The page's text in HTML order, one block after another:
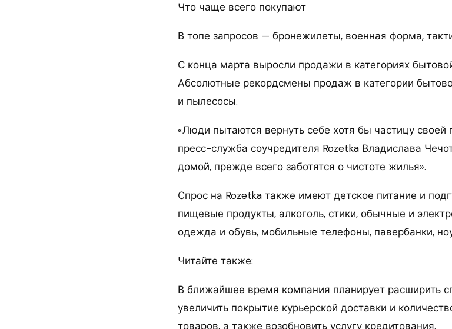
Что чаще всего покупают
В топе запросов — бронежилеты, военная форма,
С конца марта выросли продажи в категориях
Абсолютные рекордсмены продаж в категории
и пылесосы.
«Люди пытаются вернуть себе хотя бы частицу
пресс-служба соучредителя Rozetka Владислава
домой, прежде всего заботятся о чистоте жилья».
Спрос на Rozetka также имеют детское питание и
пищевые продукты, алкоголь, стики, обычные и
одежда и обувь, мобильные телефоны, павербанки,
Читайте также:
В ближайшее время компания планирует расширить
увеличить покрытие курьерской доставки и
товаров, а также возобновить услугу кредитования.